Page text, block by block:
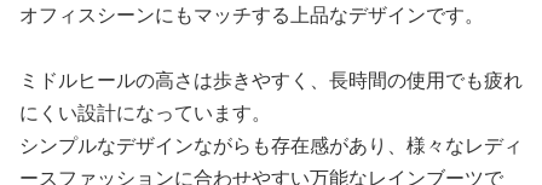
オフィスシーンにもマッチする上品なデザインです。
ミドルヒールの高さは歩きやすく、長時間の使用でも疲れ
にくい設計になっています。
シンプルなデザインながらも存在感があり、様々なレディ
ースファッションに合わせやすい万能なレインブーツで